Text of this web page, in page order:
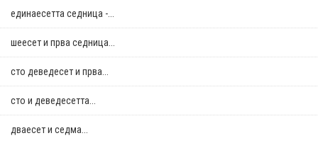
единаесетта седница -...
шеесет и прва седница...
сто деведесет и прва...
сто и деведесетта...
дваесет и седма...